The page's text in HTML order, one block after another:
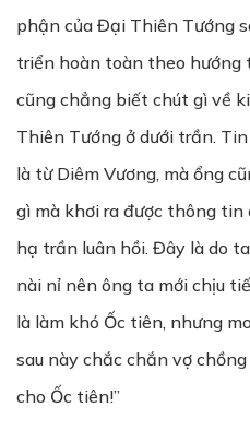
phận của Đại Thiên Tướng
triển hoàn toàn theo hướng
cũng chẳng biết chút gì về
Thiên Tướng ở dưới trần.
là từ Diêm Vương, mà ổng
gì mà khơi ra được thông
hạ trần luân hồi. Đây là do
nài nỉ nên ông ta mới chịu
là làm khó Ốc tiên, nhưng
sau này chắc chắn vợ
cho Ốc tiên!”